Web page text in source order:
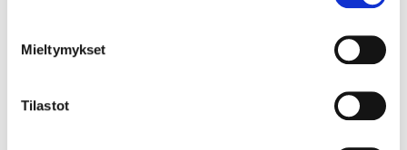
Mieltymykset
Tilastot
465
Test cable, banana